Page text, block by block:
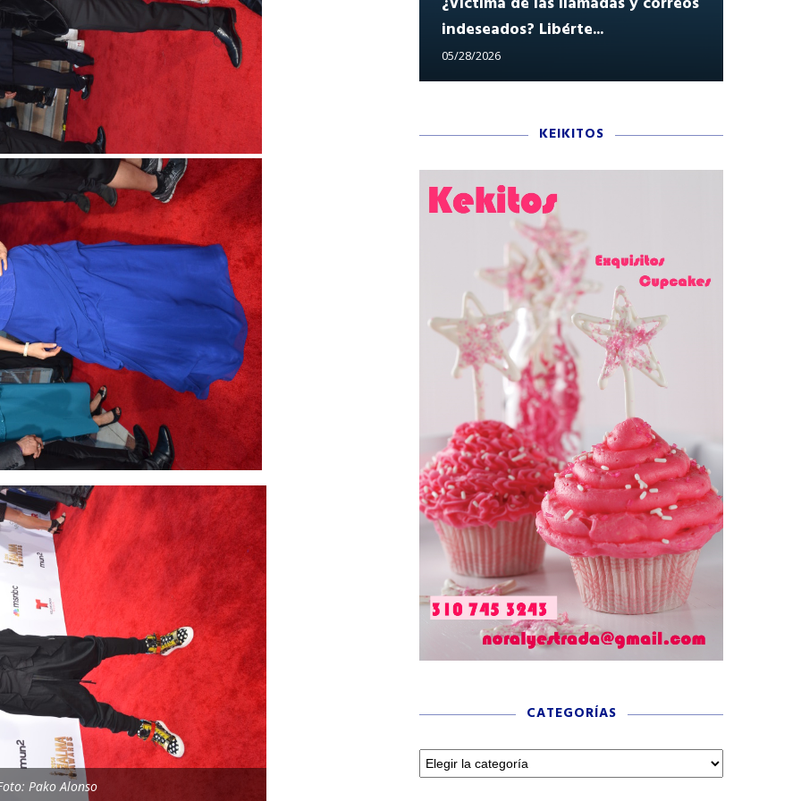
Pako Alonso
Tu voz importa ¡Sal a votar!
11/03/2025
indeseados? Libérte...
05/28/2026
KEIKITOS
CATEGORÍAS